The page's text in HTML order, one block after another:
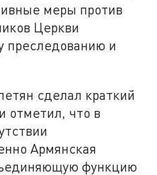
меры против
Церкви
преследованию и
сделал краткий
отметил, что в
Армянская
функцию